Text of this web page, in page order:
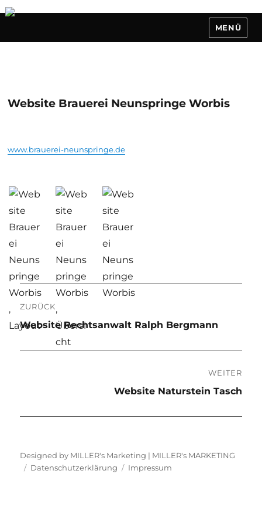
MENÜ
Website Brauerei Neunspringe Worbis
www.brauerei-neunspringe.de
Beitragsnavigation
ZURÜCK
Vorheriger
Website Rechtsanwalt Ralph Bergmann
WEITER
Website Naturstein Tasch
Designed by MILLER's Marketing | MILLER's MARKETING
Datenschutzerklärung
Impressum